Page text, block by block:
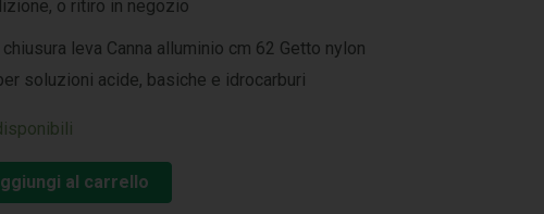
o ritiro in negozio
leva Canna alluminio cm 62 Getto nylon
soluzioni acide, basiche e idrocarburi
al carrello